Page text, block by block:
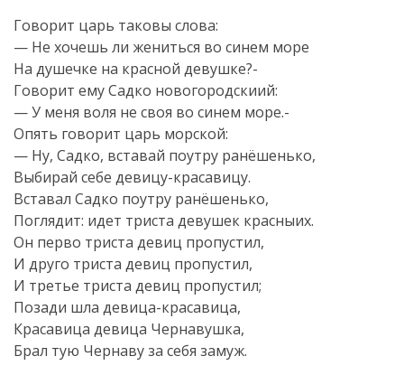
Говорит царь таковы слова:
— Не хочешь ли жениться во синем море
На душечке на красной девушке?-
Говорит ему Садко новогородскиий:
— У меня воля не своя во синем море.-
Опять говорит царь морской:
— Ну, Садко, вставай поутру ранёшенько,
Выбирай себе девицу-красавицу.
Вставал Садко поутру ранёшенько,
Поглядит: идет триста девушек красныих.
Он перво триста девиц пропустил,
И друго триста девиц пропустил,
И третье триста девиц пропустил;
Позади шла девица-красавица,
Красавица девица Чернавушка,
Брал тую Чернаву за себя замуж.